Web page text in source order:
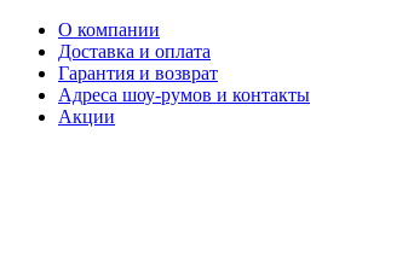
О компании
Доставка и оплата
Гарантия и возврат
Адреса шоу-румов и контакты
Акции